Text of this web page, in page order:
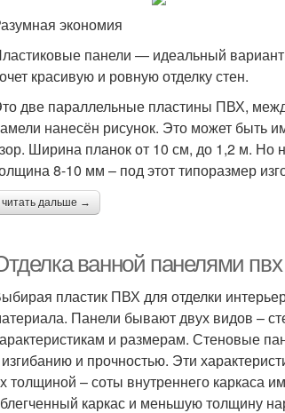
экономия
панели — идеальный
красивую и ровную отделку стен.
две параллельные пластины ПВХ,
нанесён рисунок. Это может быть
Ширина планок от 10 см, до 1,2 м. Но
8-10 мм – под этот типоразмер
читать дальше →
ванной панелями
пластик ПВХ для отделки
Панели бывают двух видов –
и размерам. Стеновые
изгибанию и прочностью. Эти
толщиной – соты внутреннего каркаса
каркас и меньшую толщину